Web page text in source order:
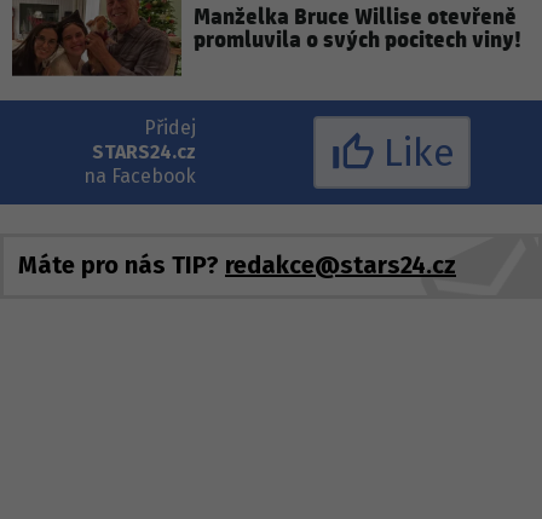
Manželka Bruce Willise otevřeně
promluvila o svých pocitech viny!
Přidej
STARS24.cz
na Facebook
Like
Máte pro nás TIP? redakce@stars24.cz